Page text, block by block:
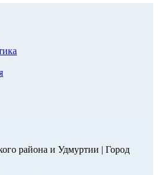
района и Удмуртии | Город